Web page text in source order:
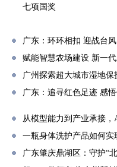
七项国奖
广东：环环相扣 迎战台风
赋能智慧农场建设 新一
广州探索超大城市湿地保
广东：追寻红色足迹 感
从模型能力到产业承接
一瓶身体洗护产品如何实
广东肇庆鼎湖区：守护“